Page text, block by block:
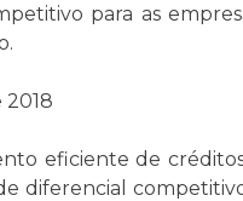
para as
2018
eficiente de
diferencial